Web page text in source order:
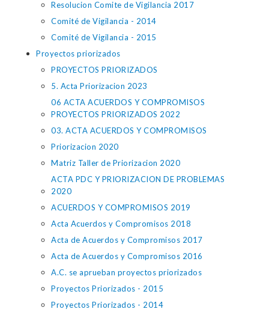
Resolucion Comite de Vigilancia 2017
Comité de Vigilancia - 2014
Comité de Vigilancia - 2015
Proyectos priorizados
PROYECTOS PRIORIZADOS
5. Acta Priorizacion 2023
06 ACTA ACUERDOS Y COMPROMISOS
PROYECTOS PRIORIZADOS 2022
03. ACTA ACUERDOS Y COMPROMISOS
Priorizacion 2020
Matriz Taller de Priorizacion 2020
ACTA PDC Y PRIORIZACION DE PROBLEMAS
2020
ACUERDOS Y COMPROMISOS 2019
Acta Acuerdos y Compromisos 2018
Acta de Acuerdos y Compromisos 2017
Acta de Acuerdos y Compromisos 2016
A.C. se aprueban proyectos priorizados
Proyectos Priorizados - 2015
Proyectos Priorizados - 2014